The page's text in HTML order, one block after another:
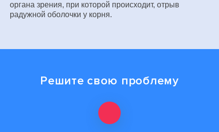
органа зрения, при которой происходит, отрыв
радужной оболочки у корня.
Решите свою проблему